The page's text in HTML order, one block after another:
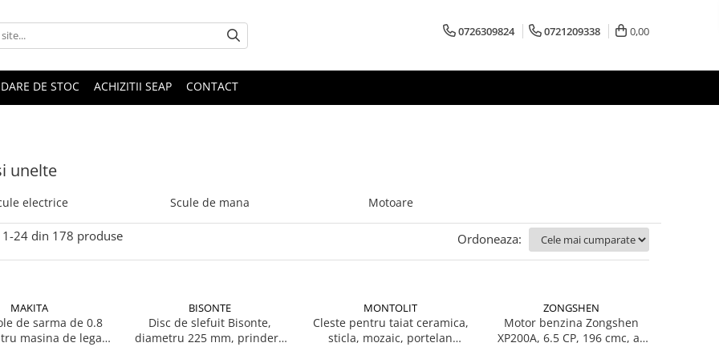
0726309824 0721209338 0,00
DE STOC ACHIZITII SEAP CONTACT
unelte
electrice Scule de mana Motoare
1-24 din 178 produse Ordoneaza:
MAKITA
de sarma de 0.8
masina de legat
BISONTE
Disc de slefuit Bisonte,
diametru 225 mm, prindere
MONTOLIT
Cleste pentru taiat ceramica,
sticla, mozaic, portelan
ZONGSHEN
Motor benzina Zongshen
XP200A, 6.5 CP, 196 cmc, ax